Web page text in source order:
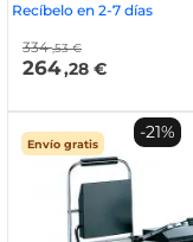
Recíbelo en 2-7 días
334 ,53 €
264,28 €
Envío gratis
-21%